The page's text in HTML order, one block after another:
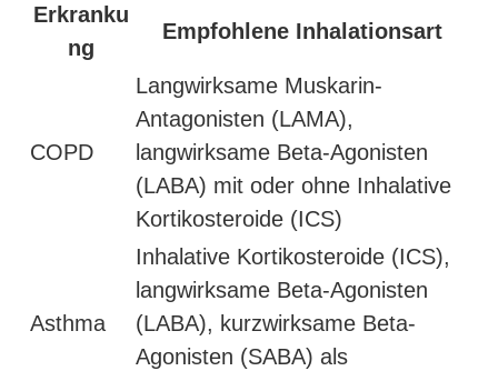
Erkranku
ng
Empfohlene Inhalationsart
COPD
Langwirksame Muskarin-
Antagonisten (LAMA),
langwirksame Beta-Agonisten
(LABA) mit oder ohne Inhalative
Kortikosteroide (ICS)
Asthma
Inhalative Kortikosteroide (ICS),
langwirksame Beta-Agonisten
(LABA), kurzwirksame Beta-
Agonisten (SABA) als